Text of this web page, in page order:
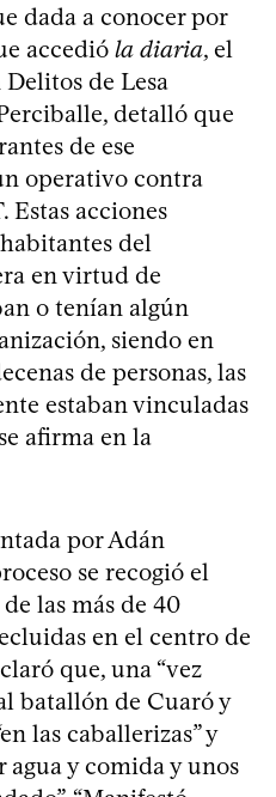
dada a conocer por
accedió la diaria, el
de Lesa
detalló que
de ese
operativo contra
Estas acciones
del
en virtud de
o tenían algún
siendo en
de personas, las
estaban vinculadas
afirma en la
por Adán
se recogió el
las más de 40
en el centro de
que, una “vez
batallón de Cuaró y
las caballerizas” y
agua y comida y unos